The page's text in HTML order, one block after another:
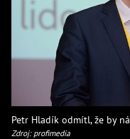
Petr Hladík odmítl, že by
Zdroj: profimedia